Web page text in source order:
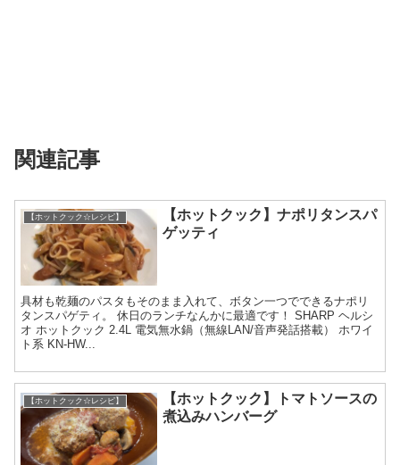
関連記事
【ホットクック☆レシピ】
【ホットクック】ナポリタンスパ
ゲッティ
具材も乾麺のパスタもそのまま入れて、ボタン一つでできるナポリ
タンスパゲティ。 休日のランチなんかに最適です！ SHARP ヘルシ
オ ホットクック 2.4L 電気無水鍋（無線LAN/音声発話搭載） ホワイ
ト系 KN-HW...
【ホットクック☆レシピ】
【ホットクック】トマトソースの
煮込みハンバーグ